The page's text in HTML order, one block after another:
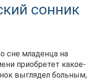
сонник
сне младенца на
приобретет какое-
выглядел больным,